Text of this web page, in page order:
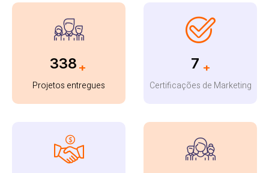
452+
Projetos entregues
9 +
Certificações de Marketing